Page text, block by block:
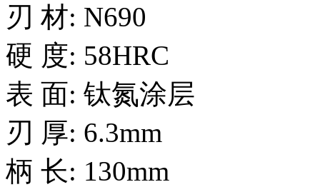
刃 材: N690
硬 度: 58HRC
表 面: 钛氮涂层
刃 厚: 6.3mm
柄 长: 130mm